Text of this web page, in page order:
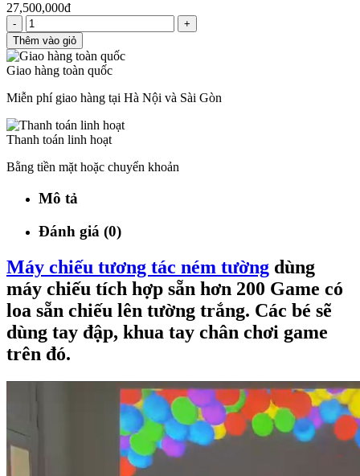
27,500,000đ
-
+
Thêm vào giỏ
Giao hàng toàn quốc
Miễn phí giao hàng tại Hà Nội và Sài Gòn
Thanh toán linh hoạt
Bằng tiền mặt hoặc chuyển khoản
Mô tả
Đánh giá (0)
Máy chiếu tương tác ném tường dùng
máy chiếu tích hợp sẵn hơn 200 Game có
loa sẵn chiếu lên tường trắng. Các bé sẽ
dùng tay đập, khua tay chân chơi game
trên đó.